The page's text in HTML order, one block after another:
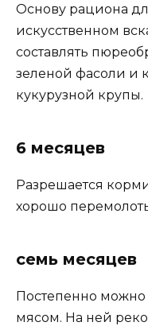
Основу рациона
искусственном
составлять
зеленой фасоли и
кукурузной крупы.
6 месяцев
Разрешается
хорошо
семь месяцев
Постепенно можно
мясом. На ней